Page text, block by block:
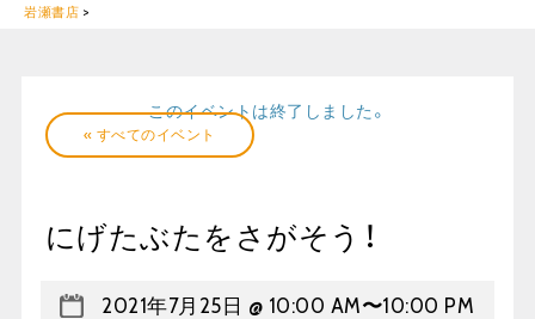
岩瀬書店 >
« すべてのイベント
このイベントは終了しました。
にげたぶたをさがそう！
2021年7月25日 @ 10:00 AM〜10:00 PM